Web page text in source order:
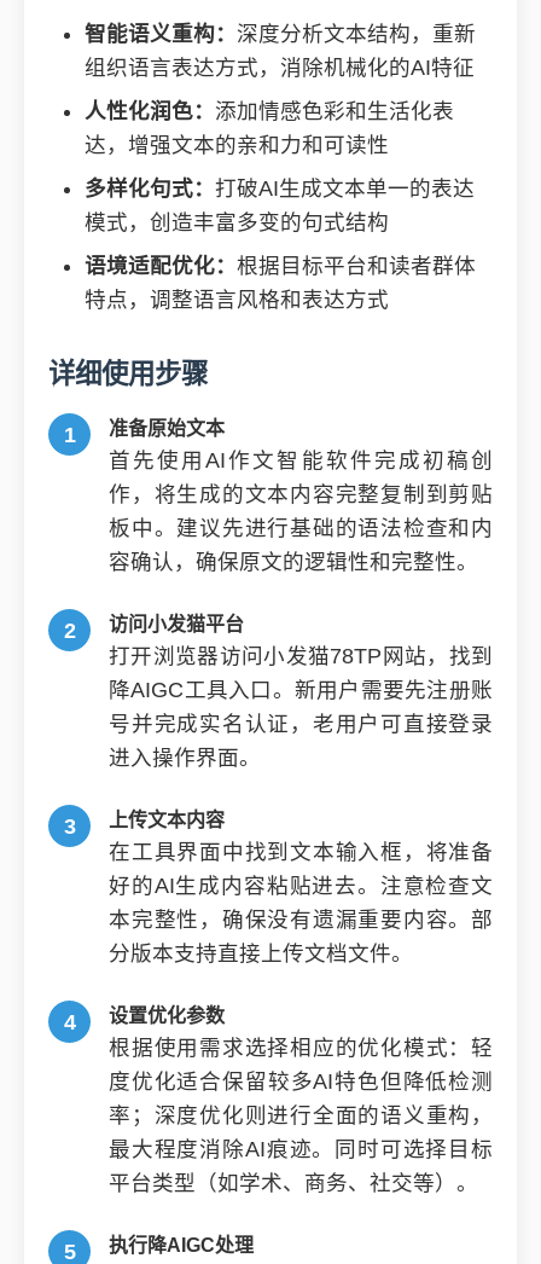
智能语义重构： 深度分析文本结构，重新
组织语言表达方式，消除机械化的AI特征
人性化润色： 添加情感色彩和生活化表
达，增强文本的亲和力和可读性
多样化句式： 打破AI生成文本单一的表达
模式，创造丰富多变的句式结构
语境适配优化： 根据目标平台和读者群体
特点，调整语言风格和表达方式
详细使用步骤
准备原始文本
首先使用AI作文智能软件完成初稿创
作，将生成的文本内容完整复制到剪贴
板中。建议先进行基础的语法检查和内
容确认，确保原文的逻辑性和完整性。
访问小发猫平台
打开浏览器访问小发猫78TP网站，找到
降AIGC工具入口。新用户需要先注册账
号并完成实名认证，老用户可直接登录
进入操作界面。
上传文本内容
在工具界面中找到文本输入框，将准备
好的AI生成内容粘贴进去。注意检查文
本完整性，确保没有遗漏重要内容。部
分版本支持直接上传文档文件。
设置优化参数
根据使用需求选择相应的优化模式：轻
度优化适合保留较多AI特色但降低检测
率；深度优化则进行全面的语义重构，
最大程度消除AI痕迹。同时可选择目标
平台类型（如学术、商务、社交等）。
执行降AIGC处理